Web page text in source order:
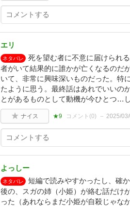
エリ
ネタバレ
死を望む者に不意に届けられ
者がいて結果的に誰かが亡くなるのだ
いて、非常に興味深いものだった。特
たように思う。最終話はあれでいいの
とがあるものとして動機が今ひとつ…
ナイス ★9 コメント(0) 2025/
よっしー
ネタバレ
短編で読みやすかったし、確
後の、スガの姉（小姫）が絡む話だけ
った（あれならまだ小姫が自殺じゃ